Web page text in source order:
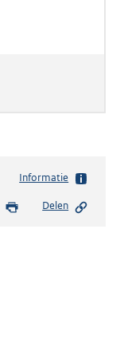
Informatie
Delen